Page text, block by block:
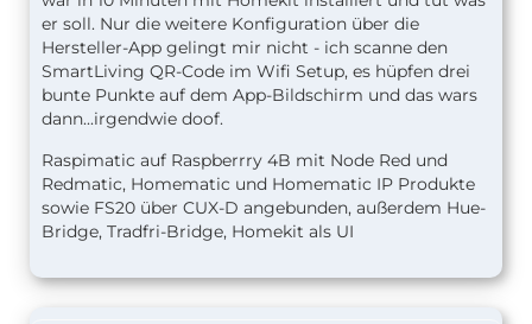
er soll. Nur die weitere Konfiguration über die
Hersteller-App gelingt mir nicht - ich scanne den
SmartLiving QR-Code im Wifi Setup, es hüpfen drei
bunte Punkte auf dem App-Bildschirm und das wars
dann...irgendwie doof.
Raspimatic auf Raspberrry 4B mit Node Red und
Redmatic, Homematic und Homematic IP Produkte
sowie FS20 über CUX-D angebunden, außerdem Hue-
Bridge, Tradfri-Bridge, Homekit als UI